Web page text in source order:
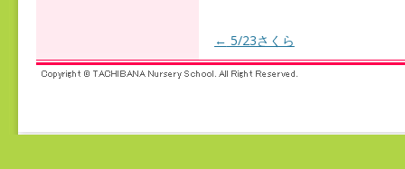
投稿ナビゲーション
← 5/23さくら